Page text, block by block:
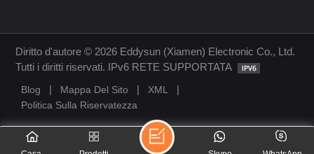
Diritto d'autore © 2026 Eddysun (Xiamen) Electronic Co., Ltd.
Tutti i diritti riservati. IPv6 RETE SUPPORTATA
Blog | Mappa Del Sito | XML |
Politica Sulla Riservatezza